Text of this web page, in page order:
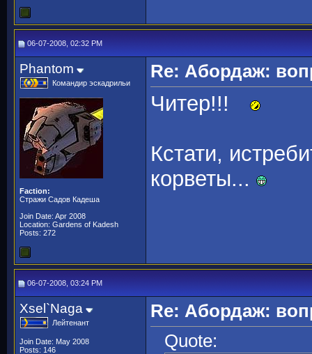
06-07-2008, 02:32 PM
Phantom
Командир эскадрильи
Faction:
Стражи Садов Кадеша
Join Date: Apr 2008
Location: Gardens of Kadesh
Posts: 272
Re: Абордаж:
Читер!!!
Кстати,
корветы...
06-07-2008, 03:24 PM
Xsel`Naga
Лейтенант
Join Date: May 2008
Posts: 146
Re: Абордаж:
Quote: